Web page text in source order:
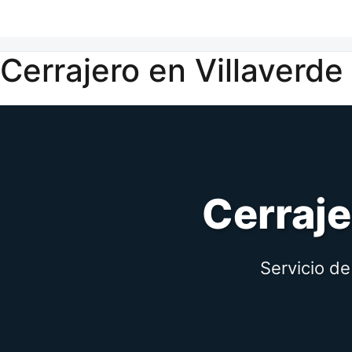
Cerrajero en Villaverde
Servicio